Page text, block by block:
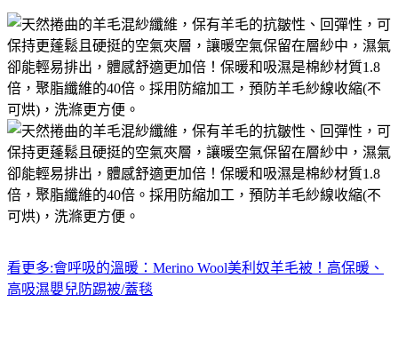
看更多:會呼吸的溫暖：Merino Wool美利奴羊毛被！高保暖、
高吸濕嬰兒防踢被/蓋毯